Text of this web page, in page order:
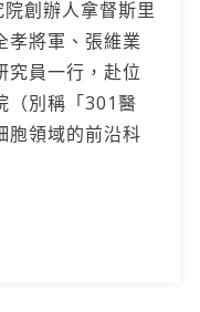
創辦人拿督斯里
孝將軍、張維業
究員一行，赴位
（別稱「301醫
胞領域的前沿科